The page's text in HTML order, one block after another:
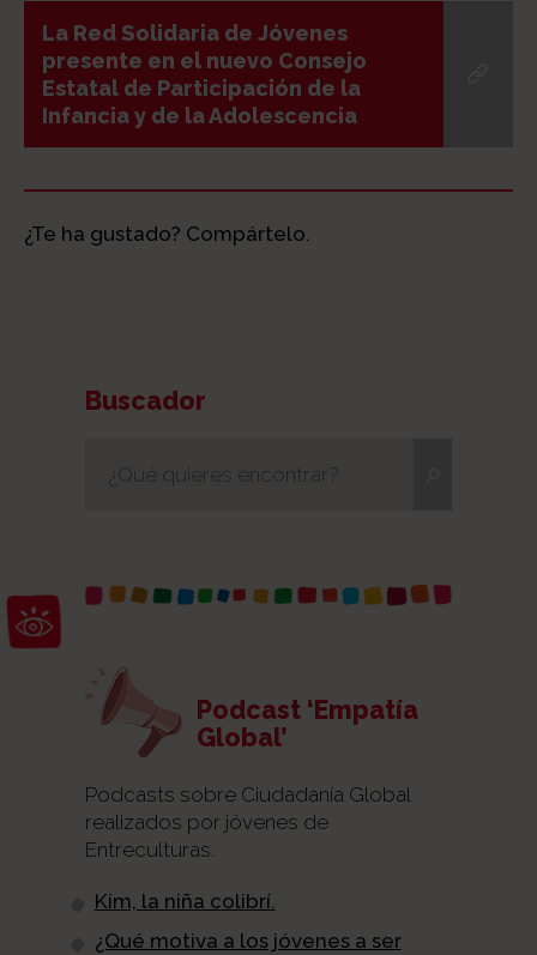
Abrir barra de herramientas
La Red Solidaria de Jóvenes
presente en el nuevo Consejo
Estatal de Participación de la
Infancia y de la Adolescencia
¿Te ha gustado? Compártelo.
Buscador
Podcast ‘Empatía
Global’
Podcasts sobre Ciudadanía Global
realizados por jóvenes de
Entreculturas.
Kim, la niña colibrí.
¿Qué motiva a los jóvenes a ser